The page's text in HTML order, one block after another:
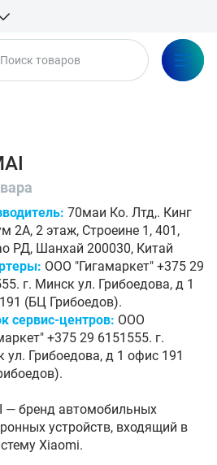
70маи Ко. Лтд,. Кинг
2А, 2 этаж, Строеине 1, 401,
РД, Шанхай 200030, Китай
ООО "Гигамаркет" +375 29
г. Минск ул. Грибоедова, д 1
(БЦ Грибоедов).
сервис-центров: ООО
+375 29 6151555. г.
ул. Грибоедова, д 1 офис 191
— бренд автомобильных
устройств, входящий в
Xiaomi.